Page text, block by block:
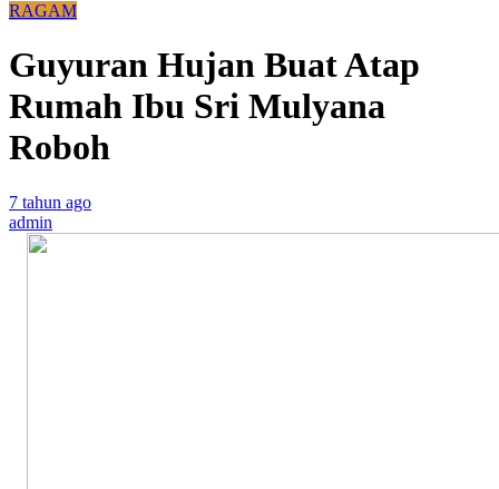
RAGAM
Guyuran Hujan Buat Atap
Rumah Ibu Sri Mulyana
Roboh
7 tahun ago
admin